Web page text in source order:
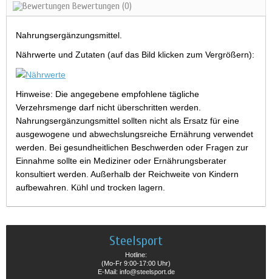
Bewertungen (0)
Nahrungsergänzungsmittel.
Nährwerte und Zutaten (auf das Bild klicken zum Vergrößern):
Hinweise: Die angegebene empfohlene tägliche
Verzehrsmenge darf nicht überschritten werden.
Nahrungsergänzungsmittel sollten nicht als Ersatz für eine
ausgewogene und abwechslungsreiche Ernährung verwendet
werden. Bei gesundheitlichen Beschwerden oder Fragen zur
Einnahme sollte ein Mediziner oder Ernährungsberater
konsultiert werden. Außerhalb der Reichweite von Kindern
aufbewahren. Kühl und trocken lagern.
Steelsport
Hotline:
(Mo-Fr 9:00-17:00 Uhr)
E-Mail: info@steelsport.de